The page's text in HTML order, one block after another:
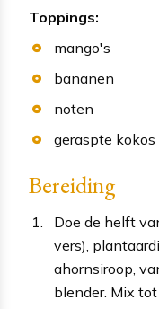
Toppings:
mango's
bananen
noten
geraspte kokos
Bereiding
Doe de helft
vers),
ahornsiroop,
blender. Mix